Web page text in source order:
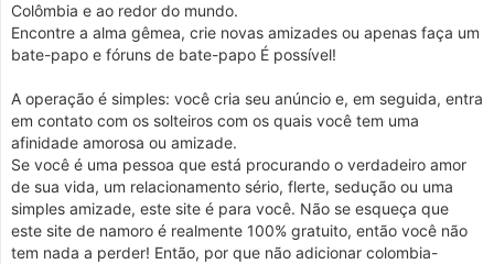
Colômbia e ao redor do mundo.
Encontre a alma gêmea, crie novas amizades ou apenas faça um
bate-papo e fóruns de bate-papo É possível!
A operação é simples: você cria seu anúncio e, em seguida, entra
em contato com os solteiros com os quais você tem uma
afinidade amorosa ou amizade.
Se você é uma pessoa que está procurando o verdadeiro amor
de sua vida, um relacionamento sério, flerte, sedução ou uma
simples amizade, este site é para você. Não se esqueça que
este site de namoro é realmente 100% gratuito, então você não
tem nada a perder! Então, por que não adicionar colombia-